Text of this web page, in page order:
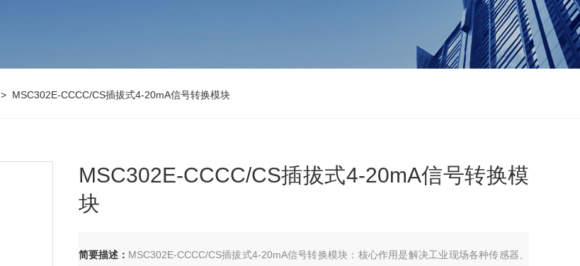
> MSC302E-CCCC/CS插拔式4-20mA信号转换模块
MSC302E-CCCC/CS插拔式4-20mA信号转换模
块
简要描述： MSC302E-CCCC/CS插拔式4-20mA信号转换模块：核心作用是解决工业现场各种传感器、